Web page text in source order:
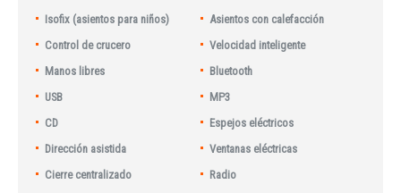
Isofix (asientos para niños)
Asientos con calefacción
Control de crucero
Velocidad inteligente
Manos libres
Bluetooth
USB
MP3
CD
Espejos eléctricos
Dirección asistida
Ventanas eléctricas
Cierre centralizado
Radio